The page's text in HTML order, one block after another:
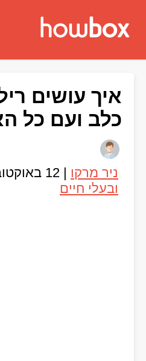
איך עושים
כלב ועם כל
ניר מרקו | 12 באוקטובר 2020
ובעלי חיים